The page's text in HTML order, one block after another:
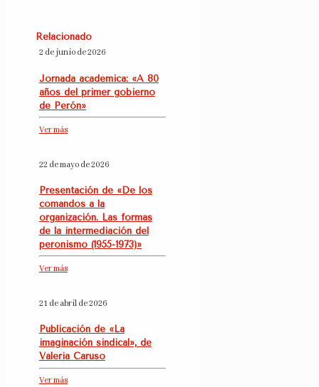
Relacionado
2 de junio de 2026
Jornada académica: «A 80
años del primer gobierno
de Perón»
Ver más
22 de mayo de 2026
Presentación de «De los
comandos a la
organización. Las formas
de la intermediación del
peronismo (1955-1973)»
Ver más
21 de abril de 2026
Publicación de «La
imaginación sindical», de
Valeria Caruso
Ver más